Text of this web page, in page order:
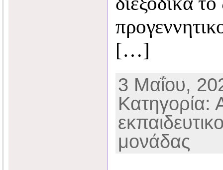
[…]
3 Μαΐου,
Κατηγορία:
μονάδας